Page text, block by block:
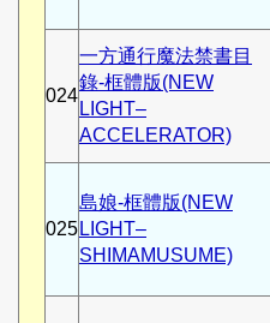
024
一方通行魔法禁書目
錄-框體版(NEW
LIGHT–
ACCELERATOR)
025
島娘-框體版(NEW
LIGHT–
SHIMAMUSUME)